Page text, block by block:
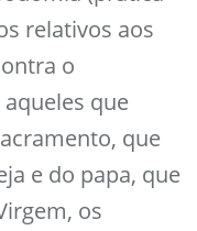
relativos aos
o
que
que
e do papa, que
os